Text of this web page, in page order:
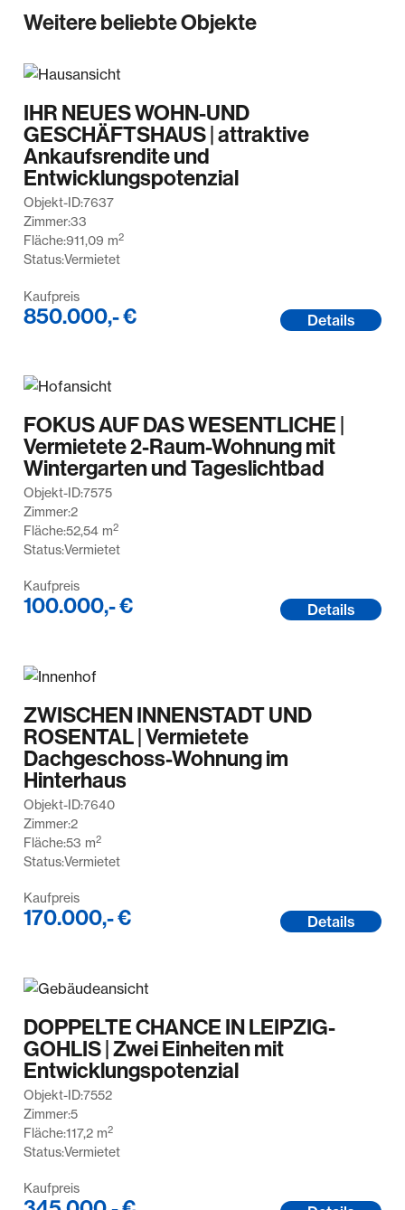
Schadensersatzhaftung der Koengeter & Krekow
beschränkt ist, gilt dies auch für eine persönliche
Mitarbeiter und Vertreter. Wir haben einen
provisionspflichtigen Maklervertrag mit dem
Verkäufer in gleicher Höhe abgeschlossen.
Weitere beliebte Objekte
IHR NEUES WOHN-UND
GESCHÄFTSHAUS | attraktive
Ankaufsrendite und
Entwicklungspotenzial
Objekt-ID:7637
Zimmer:33
Fläche:911,09 m2
Status:Vermietet
Kaufpreis
850.000,- € Details
FOKUS AUF DAS WESENTLICHE |
Vermietete 2-Raum-Wohnung mit
Wintergarten und Tageslichtbad
Objekt-ID:7575
Zimmer:2
Fläche:52,54 m2
Status:Vermietet
Kaufpreis
100.000,- € Details
ZWISCHEN INNENSTADT UND
ROSENTAL | Vermietete
Dachgeschoss-Wohnung im
Hinterhaus
Objekt-ID:7640
Zimmer:2
Fläche:53 m2
Status:Vermietet
Kaufpreis
170.000,- € Details
DOPPELTE CHANCE IN LEIPZIG-
GOHLIS | Zwei Einheiten mit
Entwicklungspotenzial
Objekt-ID:7552
Zimmer:5
Fläche:117,2 m2
Status:Vermietet
Kaufpreis